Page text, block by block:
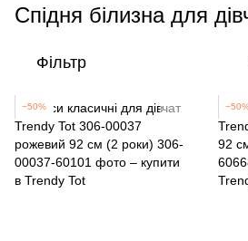
Спідня білизна для
Фільтр
−50%